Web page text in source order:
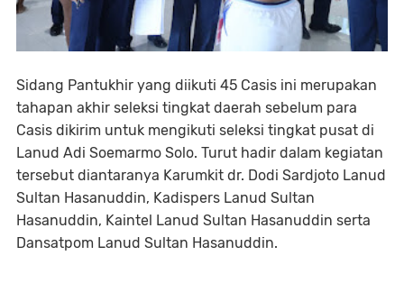
Sidang Pantukhir yang diikuti 45 Casis ini merupakan
tahapan akhir seleksi tingkat daerah sebelum para
Casis dikirim untuk mengikuti seleksi tingkat pusat di
Lanud Adi Soemarmo Solo. Turut hadir dalam kegiatan
tersebut diantaranya Karumkit dr. Dodi Sardjoto Lanud
Sultan Hasanuddin, Kadispers Lanud Sultan
Hasanuddin, Kaintel Lanud Sultan Hasanuddin serta
Dansatpom Lanud Sultan Hasanuddin.